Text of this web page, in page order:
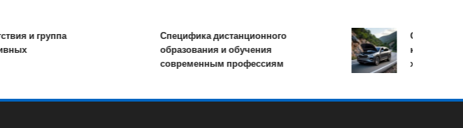
и группа
Специфика дистанционного
образования и обучения
современным профессиям
Обзор TANK
комплектации